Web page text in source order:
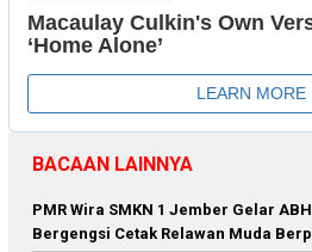
BACAAN LAINNYA
PMR Wira SMKN 1 Jember Gelar
Bergengsi Cetak Relawan Muda